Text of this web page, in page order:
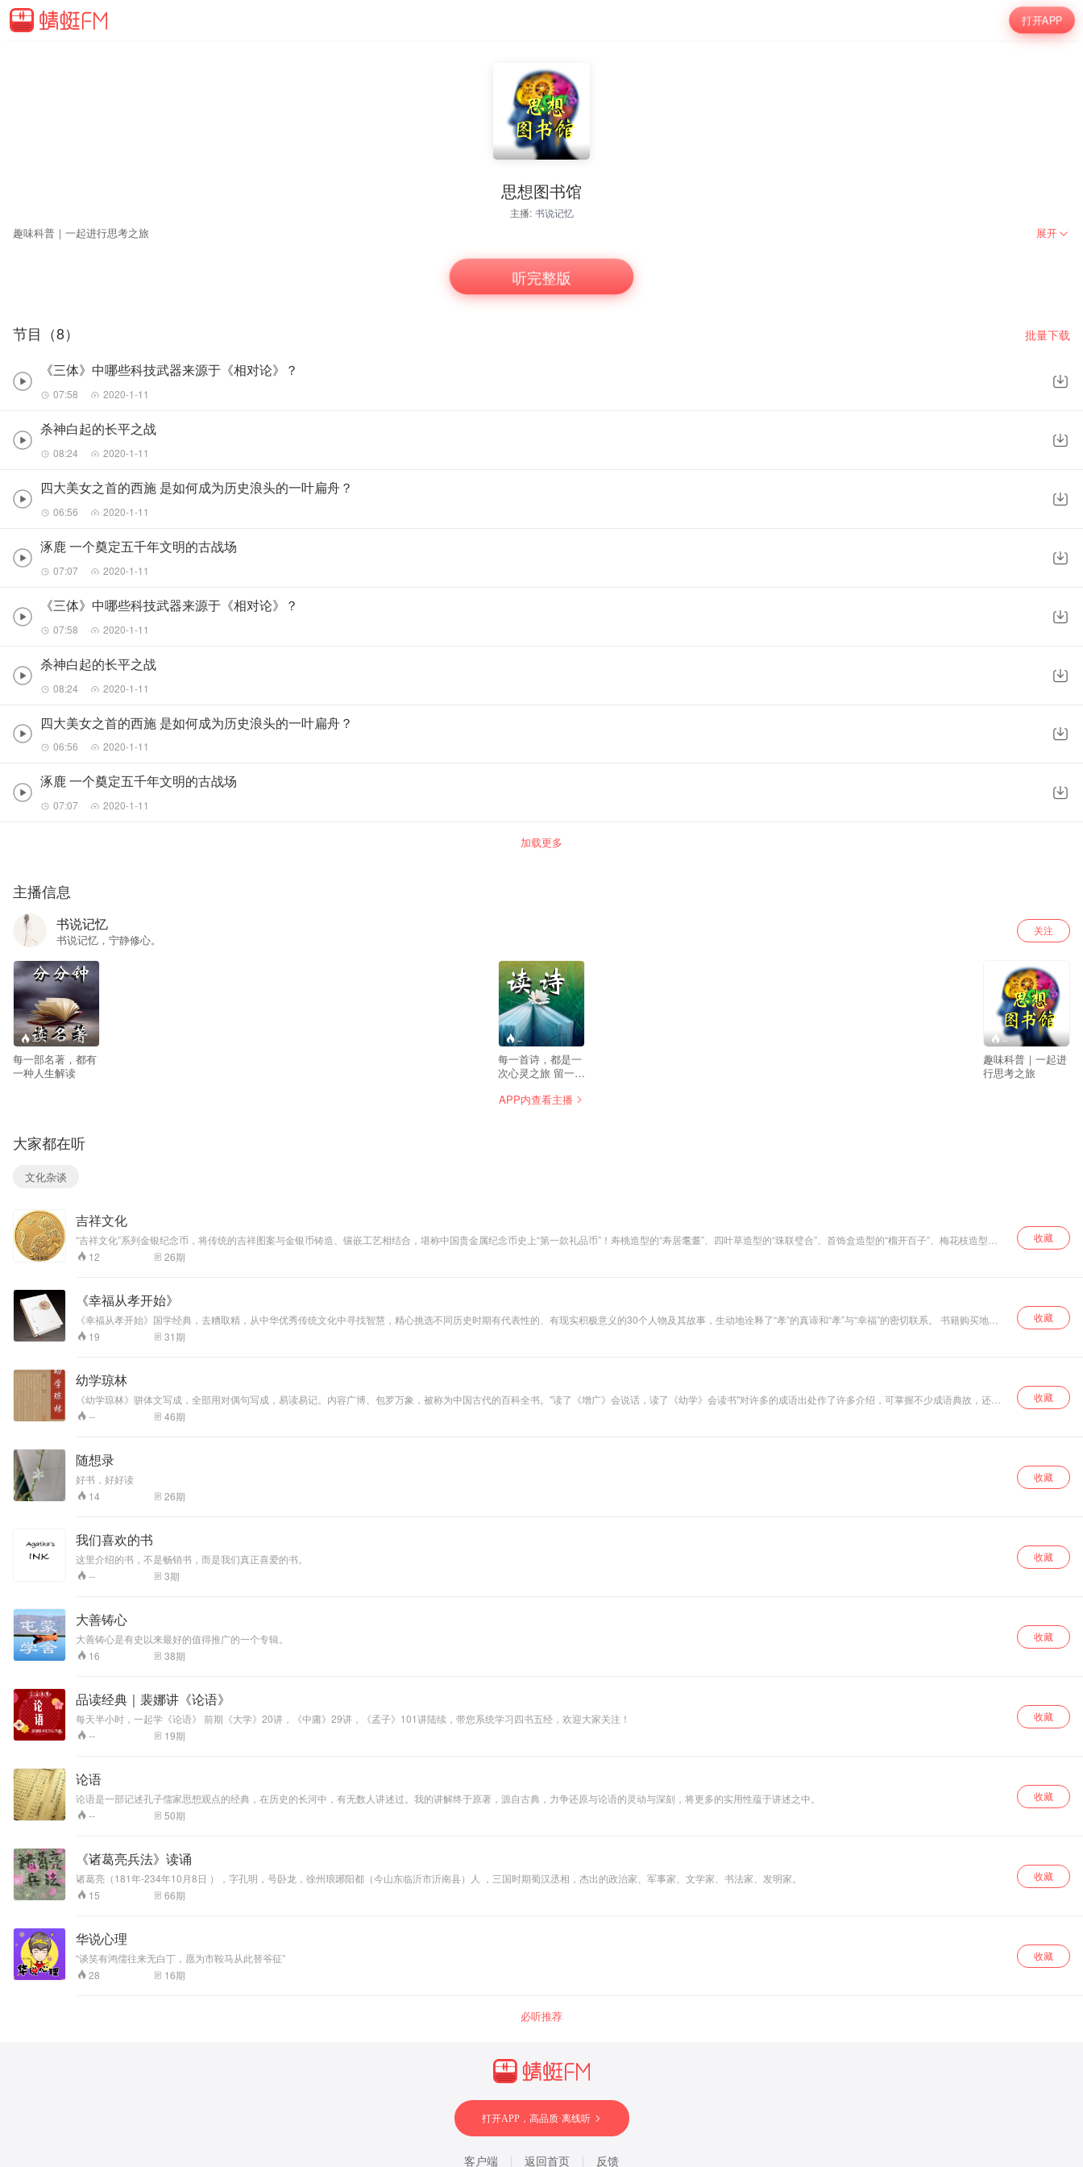
打开APP
思想图书馆
主播: 书说记忆
趣味科普｜一起进行思考之旅 展开
听完整版
节目（8） 批量下载
《三体》中哪些科技武器来源于《相对论》？
07:58 2020-1-11
杀神白起的长平之战
08:24 2020-1-11
四大美女之首的西施 是如何成为历史浪头的一叶扁舟？
06:56 2020-1-11
涿鹿 一个奠定五千年文明的古战场
07:07 2020-1-11
《三体》中哪些科技武器来源于《相对论》？
07:58 2020-1-11
杀神白起的长平之战
08:24 2020-1-11
四大美女之首的西施 是如何成为历史浪头的一叶扁舟？
06:56 2020-1-11
涿鹿 一个奠定五千年文明的古战场
07:07 2020-1-11
加载更多
主播信息
书说记忆
书说记忆，宁静修心。
关注
--
每一部名著，都有
一种人生解读
--
每一首诗，都是一
次心灵之旅 留一首
腻的自己。
--
趣味科普｜一起进
行思考之旅
APP内查看主播
大家都在听
文化杂谈
吉祥文化
“吉祥文化”系列金银纪念币，将传统的吉祥图案与金银币铸造、镶嵌工艺相结合，堪称中国贵金属纪念币史上“第一款礼品币”！寿桃造型的“寿居耄耋”、四叶草造型的“珠联璧合”、首饰盒造型的“榴开百子”、梅花枝造型
的“喜上眉梢”，代表了人生中的四大喜事：结婚、生子、长寿、美满！
12 26期
收藏
《幸福从孝开始》
《幸福从孝开始》国学经典，去糟取精，从中华优秀传统文化中寻找智慧，精心挑选不同历史时期有代表性的、有现实积极意义的30个人物及其故事，生动地诠释了“孝”的真谛和“孝”与“幸福”的密切联系。 书籍购买地
址： 线上网站：京东、亚马逊、当当 线下地址：全国省级新华书店销售（除吉林省、黑龙江省、江西省、海南省、陕西省、甘肃省、青海省外），四川省（成都市、泸州市、古蔺县）、贵州省（贵阳市、黔东南州、丹
寨县） 新华书店
19 31期
收藏
幼学琼林
《幼学琼林》骈体文写成，全部用对偶句写成，易读易记。内容广博、包罗万象，被称为中国古代的百科全书。"读了《增广》会说话，读了《幼学》会读书"对许多的成语出处作了许多介绍，可掌握不少成语典故，还可
以了解著名人物、天文地理、典章制度、风俗礼仪、生老病死、婚丧嫁娶、鸟兽花木、朝廷文武、饮食器用、宫室珍宝、文事科第、释道鬼神等诸多方面的内容。去伪取精，毛泽东就能熟背《幼学琼林》，可见此书影响
于世的程度。
-- 46期
收藏
随想录
好书，好好读
14
26期
收藏
我们喜欢的书
这里介绍的书，不是畅销书，而是我们真正喜爱的书。
--
3期
收藏
大善铸心
大善铸心是有史以来最好的值得推广的一个专辑。
16
38期
收藏
品读经典｜裴娜讲《论语》
每天半小时，一起学《论语》 前期《大学》20讲，《中庸》29讲，《孟子》101讲陆续，带您系统学习四书五经，欢迎大家关注！
--
19期
收藏
论语
论语是一部记述孔子儒家思想观点的经典，在历史的长河中，有无数人讲述过。我的讲解终于原著，源自古典，力争还原与论语的灵动与深刻，将更多的实用性蕴于讲述之中。
--
50期
收藏
《诸葛亮兵法》读诵
诸葛亮（181年-234年10月8日 ），字孔明，号卧龙，徐州琅琊阳都（今山东临沂市沂南县）人 ，三国时期蜀汉丞相，杰出的政治家、军事家、文学家、书法家、发明家。
15
66期
收藏
华说心理
“谈笑有鸿儒往来无白丁，愿为市鞍马从此替爷征”
28
16期
收藏
必听推荐
打开APP，高品质·离线听
客户端 返回首页 反馈